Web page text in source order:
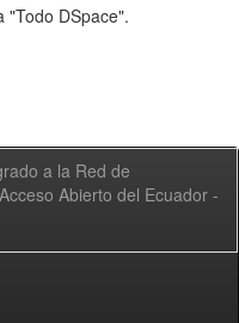
"Todo DSpace".
a la Red de
Abierto del Ecuador -